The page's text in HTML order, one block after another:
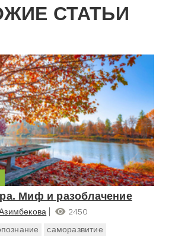
СТАТЬИ
Миф и разоблачение
2450
саморазвитие